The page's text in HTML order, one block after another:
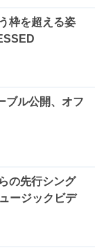
枠を超える姿
ブル公開、オフ
の先行シング
ージックビデ